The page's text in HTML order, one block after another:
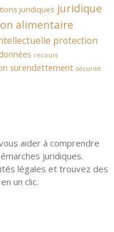
juridiques juridique
alimentaire
protection
recours
surendettement sécurité
aider à comprendre
juridiques.
légales et trouvez des
un clic.